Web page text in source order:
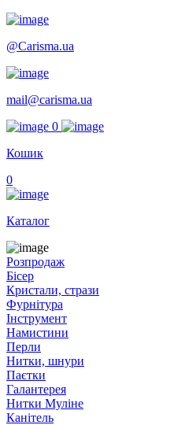
@Carisma.ua
mail@carisma.ua
0
Кошик
0
Каталог
Розпродаж
Бісер
Кристали, стрази
Фурнітура
Інструмент
Намистини
Перли
Нитки, шнури
Паєтки
Галантерея
Нитки Муліне
Канітель